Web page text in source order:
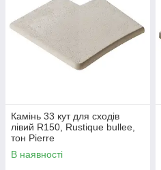
Камінь 33 кут для сходів
лівий R150, Rustique bullee,
тон Pierre
В наявності